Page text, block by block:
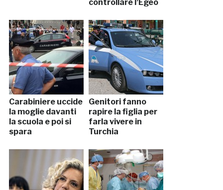
controllare l’Egeo
Carabiniere uccide
la moglie davanti
la scuola e poi si
spara
Genitori fanno
rapire la figlia per
farla vivere in
Turchia